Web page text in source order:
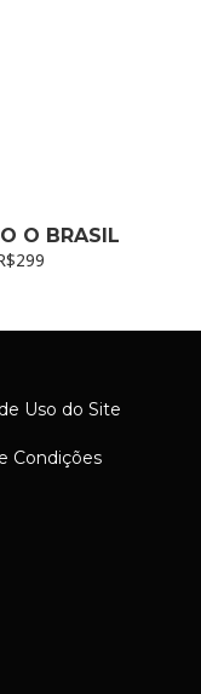
O BRASIL
Uso do Site
Condições